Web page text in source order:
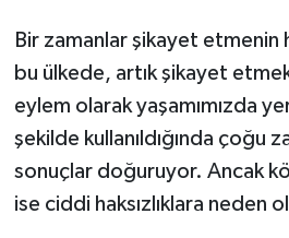
Bir zamanlar şikayet etmenin
bu ülkede, artık şikayet
eylem olarak yaşamımızda
şekilde kullanıldığında çoğu
sonuçlar doğuruyor. Ancak
ise ciddi haksızlıklara neden